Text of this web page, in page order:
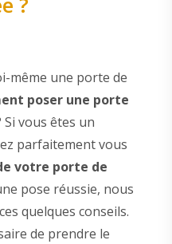
même une porte de
poser une porte
Si vous êtes un
parfaitement vous
votre porte de
pose réussie, nous
quelques conseils.
de prendre le